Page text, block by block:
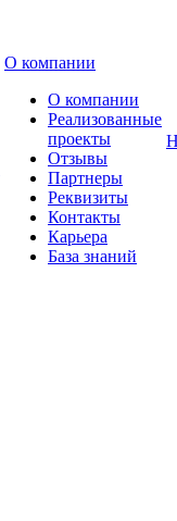
О компании
О компании
Реализованные
проекты
Отзывы
Партнеры
Реквизиты
Контакты
Карьера
База знаний